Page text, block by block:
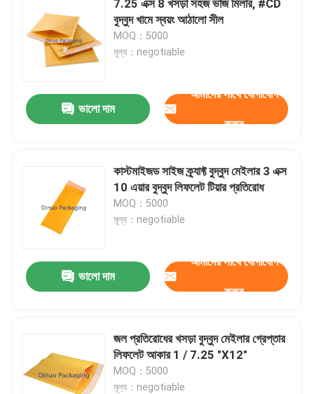
7.25 এক্স 8 খসড়া সহজ ভাঁজ মিলার, #CD
বুদ্বুদ খামে স্বয়ং আঠালো সীল
MOQ：5000
মূল্য：negotiable
ভালো দাম
আমাদের সাথে যোগাযোগ
করুন
কাস্টমাইজড সাইজ ক্র্যাফ্ট বুদ্বুদ মেইলার 3 এক্স
10 এয়ার বুদ্বুদ লিফলেট টিয়ার প্রতিরোধ
MOQ：5000
মূল্য：negotiable
ভালো দাম
আমাদের সাথে যোগাযোগ
করুন
জল প্রতিরোধের খসড়া বুদ্বুদ মেইলার গ্রেপ্তার
লিফলেট আকার 1 / 7.25 "X12"
MOQ：5000
মূল্য：negotiable